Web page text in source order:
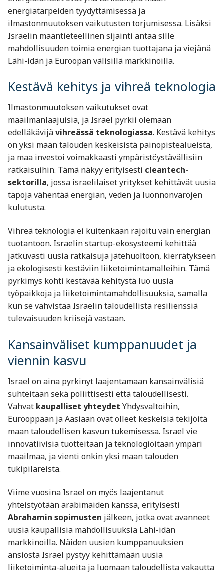
energiatarpeiden tyydyttämisessä ja
ilmastonmuutoksen vaikutusten torjumisessa. Lisäksi
Israelin maantieteellinen sijainti antaa sille
mahdollisuuden toimia energian tuottajana ja viejänä
Lähi-idän ja Euroopan välisillä markkinoilla.
Kestävä kehitys ja vihreä teknologia
Ilmastonmuutoksen vaikutukset ovat
maailmanlaajuisia, ja Israel pyrkii olemaan
edelläkävijävihreässä teknologiassa. Kestävä kehitys
on yksi maan talouden keskeisistä painopistealueista,
ja maa investoi voimakkaasti ympäristöystävällisiin
ratkaisuihin. Tämä näkyy erityisesti cleantech-
sektorilla, jossa israelilaiset yritykset kehittävät uusia
tapoja vähentää energian, veden ja luonnonvarojen
kulutusta.
Vihreä teknologia ei kuitenkaan rajoitu vain energian
tuotantoon. Israelin startup-ekosysteemi kehittää
jatkuvasti uusia ratkaisuja jätehuoltoon, kierrätykseen
ja ekologisesti kestäviin liiketoimintamalleihin. Tämä
pyrkimys kohti kestävää kehitystä luo uusia
työpaikkoja ja liiketoimintamahdollisuuksia, samalla
kun se vahvistaa Israelin taloudellista resilienssiä
tulevaisuuden kriisejä vastaan.
Kansainväliset kumppanuudet ja
viennin kasvu
Israel on aina pyrkinyt laajentamaan kansainvälisiä
suhteitaan sekä poliittisesti että taloudellisesti.
Vahvat kaupalliset yhteydet Yhdysvaltoihin,
Eurooppaan ja Aasiaan ovat olleet keskeisiä tekijöitä
maan taloudellisen kasvun tukemisessa. Israel vie
innovatiivisia tuotteitaan ja teknologioitaan ympäri
maailmaa, ja vienti onkin yksi maan talouden
tukipilareista.
Viime vuosina Israel on myös laajentanut
yhteistyötään arabimaiden kanssa, erityisesti
Abrahamin sopimusten jälkeen, jotka ovat avanneet
uusia kaupallisia mahdollisuuksia Lähi-idän
markkinoilla. Näiden uusien kumppanuuksien
ansiosta Israel pystyy kehittämään uusia
liiketoiminta-alueita ja luomaan taloudellista vakautta